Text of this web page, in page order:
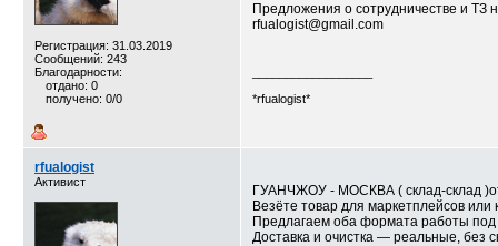
Регистрация: 31.03.2019
Сообщений: 243
Благодарности:
отдано: 0
получено: 0/0
Предложения о сотрудничестве и ТЗ
rfualogist@gmail.com
*rfualogist*
rfualogist
Активист
ГУАНЧЖОУ - МОСКВА ( склад-склад
Везёте товар для маркетплейсов
Предлагаем оба формата работы
Доставка и очистка — реальные, без